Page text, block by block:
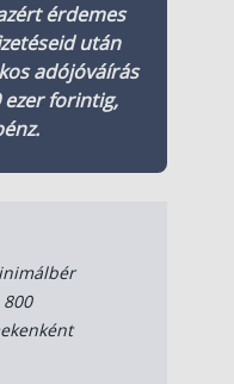
érdemes
után
adójóváírás
ezer forintig,